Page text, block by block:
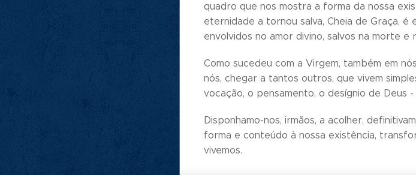
quadro que nos mostra a forma da nossa
eternidade a tornou salva, Cheia de Graça, é
envolvidos no amor divino, salvos na morte e
Como sucedeu com a Virgem, também em
nós, chegar a tantos outros, que vivem
vocação, o pensamento, o desígnio de Deus
Disponhamo-nos, irmãos, a acolher,
forma e conteúdo à nossa existência,
vivemos.